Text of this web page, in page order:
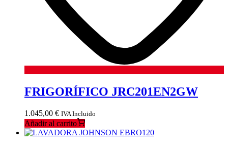
FRIGORÍFICO JRC201EN2GW
1.045,00 € IVA Incluido
Añadir al carrito